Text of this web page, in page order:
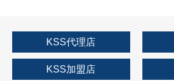
KSS代理店
KSS加盟店